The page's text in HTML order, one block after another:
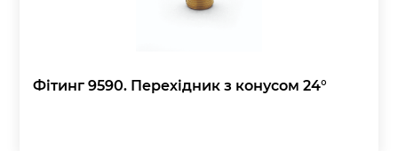
Фітинг 9590. Перехідник з конусом 24°